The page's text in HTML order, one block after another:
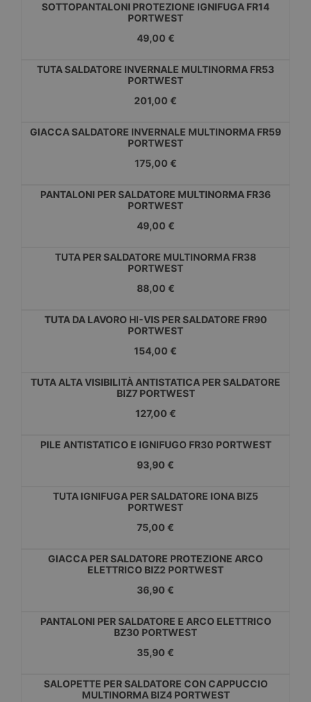
SOTTOPANTALONI PROTEZIONE IGNIFUGA FR14
PORTWEST
49,00 €
TUTA SALDATORE INVERNALE MULTINORMA FR53
PORTWEST
201,00 €
GIACCA SALDATORE INVERNALE MULTINORMA FR59
PORTWEST
175,00 €
PANTALONI PER SALDATORE MULTINORMA FR36
PORTWEST
49,00 €
TUTA PER SALDATORE MULTINORMA FR38
PORTWEST
88,00 €
TUTA DA LAVORO HI-VIS PER SALDATORE FR90
PORTWEST
154,00 €
TUTA ALTA VISIBILITÀ ANTISTATICA PER SALDATORE
BIZ7 PORTWEST
127,00 €
PILE ANTISTATICO E IGNIFUGO FR30 PORTWEST
93,90 €
TUTA IGNIFUGA PER SALDATORE IONA BIZ5
PORTWEST
75,00 €
GIACCA PER SALDATORE PROTEZIONE ARCO
ELETTRICO BIZ2 PORTWEST
36,90 €
PANTALONI PER SALDATORE E ARCO ELETTRICO
BZ30 PORTWEST
35,90 €
SALOPETTE PER SALDATORE CON CAPPUCCIO
MULTINORMA BIZ4 PORTWEST